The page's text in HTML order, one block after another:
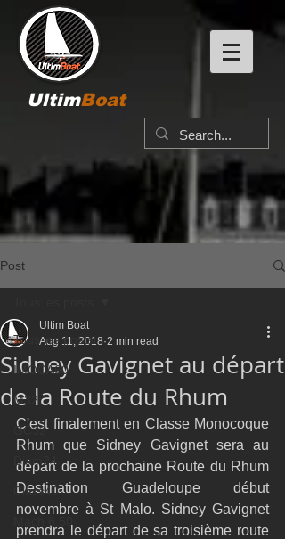
UltimBoat
Post
Tous les posts
IMOCA60
M32
GC32
Diam24
Class40
Sidney Gavignet au départ
de la Route du Rhum
Ultim Boat
Aug 11, 2018 2 min read
C'est finalement en Classe Monocoque
Rhum que Sidney Gavignet sera au
départ de la prochaine Route du Rhum
Destination Guadeloupe début
novembre à St Malo. Sidney Gavignet
prendra le départ de sa troisième route